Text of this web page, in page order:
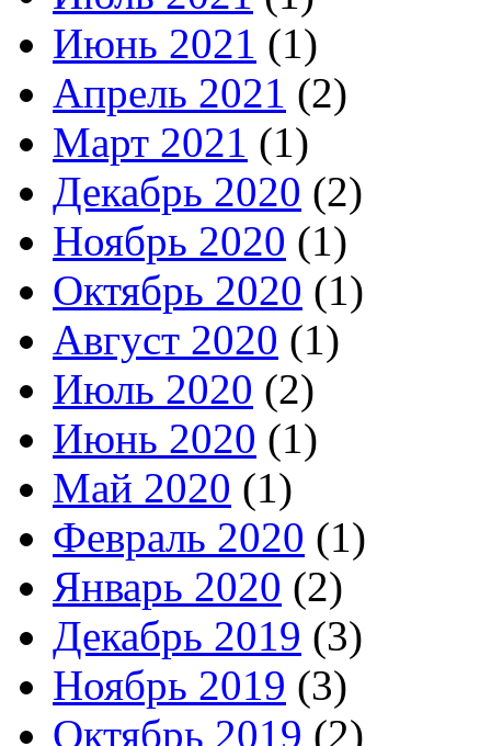
Июнь 2021 (1)
Апрель 2021 (2)
Март 2021 (1)
Декабрь 2020 (2)
Ноябрь 2020 (1)
Октябрь 2020 (1)
Август 2020 (1)
Июль 2020 (2)
Июнь 2020 (1)
Май 2020 (1)
Февраль 2020 (1)
Январь 2020 (2)
Декабрь 2019 (3)
Ноябрь 2019 (3)
Октябрь 2019 (2)